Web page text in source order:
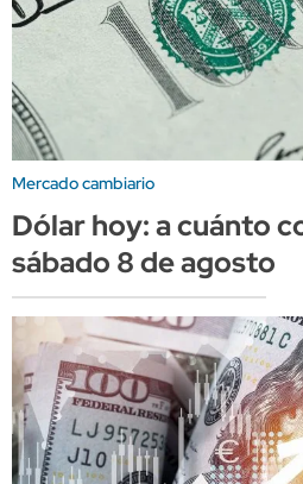
Mercado cambiario
Dólar hoy: a cuánto
sábado 8 de agosto